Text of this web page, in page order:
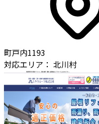
町戸内1193
対応エリア： 北川村